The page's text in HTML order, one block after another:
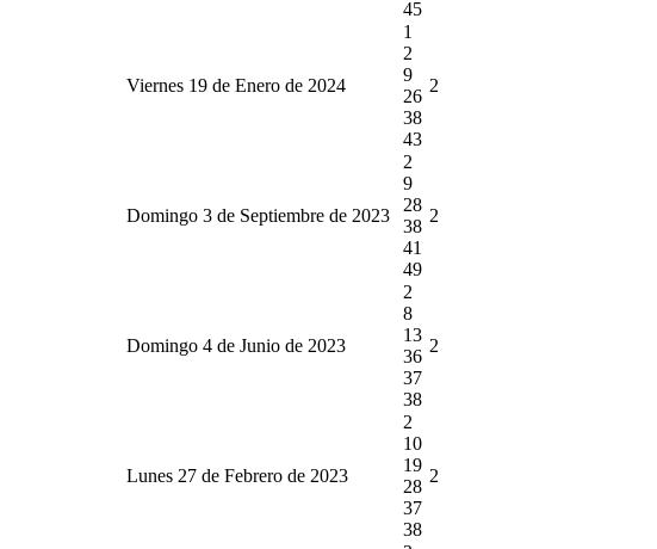
45
Viernes 19 de Enero de 2024
1
2
9
26
38
43
2
Domingo 3 de Septiembre de 2023
2
9
28
38
41
49
2
Domingo 4 de Junio de 2023
2
8
13
36
37
38
2
Lunes 27 de Febrero de 2023
2
10
19
28
37
38
2